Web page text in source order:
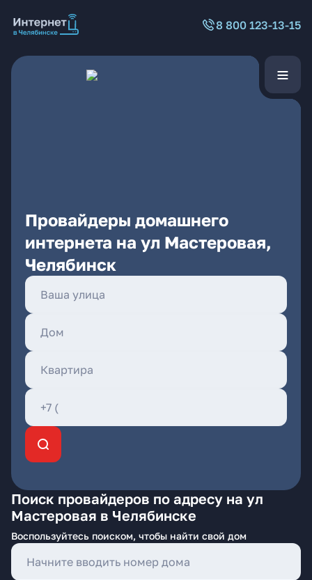
8 800 123-13-15
Провайдеры домашнего
интернета на ул Мастеровая,
Челябинск
Поиск провайдеров по адресу на ул
Мастеровая в Челябинске
Воспользуйтесь поиском, чтобы найти свой дом